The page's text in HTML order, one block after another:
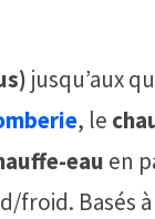
jusqu’aux
, le
eau en
froid. Basés à